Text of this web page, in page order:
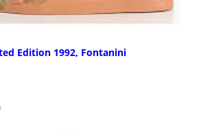
Edition 1992, Fontanini